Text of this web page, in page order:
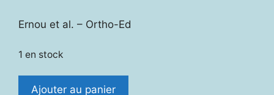
Ernou et al. – Ortho-Ed
1 en stock
quantité
Ajouter au panier